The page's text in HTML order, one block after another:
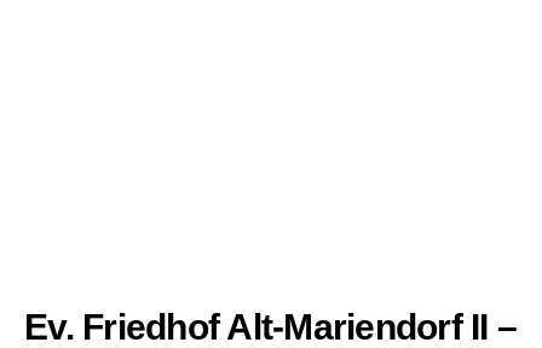
Ev. Friedhof Alt-Mariendorf II –